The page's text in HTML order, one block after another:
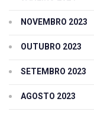
NOVEMBRO 2023
OUTUBRO 2023
SETEMBRO 2023
AGOSTO 2023